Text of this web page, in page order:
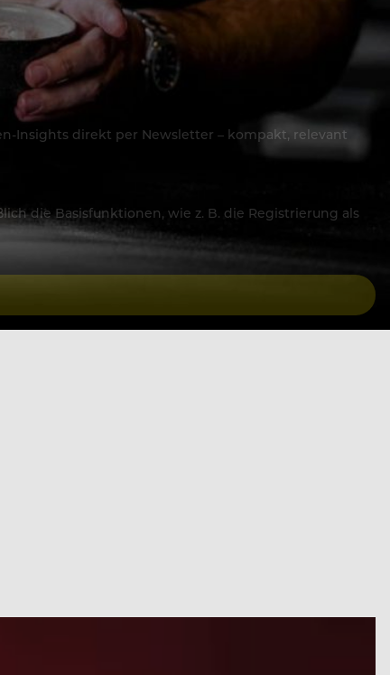
Insights direkt per Newsletter – kompakt, relevant
die Basisfunktionen, wie z. B. die Registrierung als